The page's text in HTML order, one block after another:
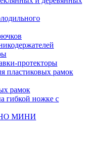
протекторы
пластиковых рамок
рамок
гибкой ножке с
МИНИ